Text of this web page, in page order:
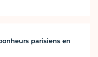
parisiens en